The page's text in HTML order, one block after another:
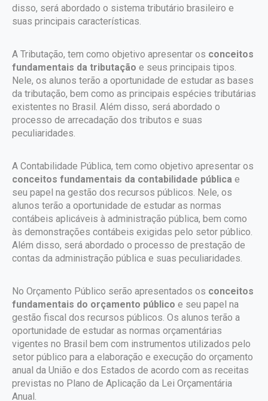
disso, será abordado o sistema tributário brasileiro e
suas principais características.
A Tributação, tem como objetivo apresentar os conceitos
fundamentais da tributação e seus principais tipos.
Nele, os alunos terão a oportunidade de estudar as bases
da tributação, bem como as principais espécies tributárias
existentes no Brasil. Além disso, será abordado o
processo de arrecadação dos tributos e suas
peculiaridades.
A Contabilidade Pública, tem como objetivo apresentar os
conceitos fundamentais da contabilidade pública e
seu papel na gestão dos recursos públicos. Nele, os
alunos terão a oportunidade de estudar as normas
contábeis aplicáveis ​​à administração pública, bem como
às demonstrações contábeis exigidas pelo setor público.
Além disso, será abordado o processo de prestação de
contas da administração pública e suas peculiaridades.
No Orçamento Público serão apresentados os conceitos
fundamentais do orçamento público e seu papel na
gestão fiscal dos recursos públicos. Os alunos terão a
oportunidade de estudar as normas orçamentárias
vigentes no Brasil bem com instrumentos utilizados pelo
setor público para a elaboração e execução do orçamento
anual da União e dos Estados de acordo com as receitas
previstas no Plano de Aplicação da Lei Orçamentária
Anual.